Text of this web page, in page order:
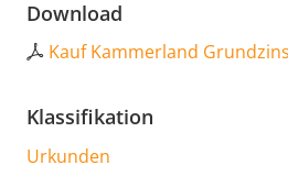
Download
Kauf Kammerland Grundzins
Klassifikation
Urkunden